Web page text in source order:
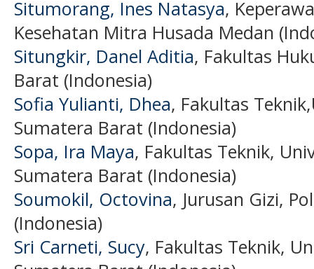
Situmorang, Ines Natasya,
Kesehatan Mitra Husada Medan
Situngkir, Danel Aditia, Fakultas
Barat (Indonesia)
Sofia Yulianti, Dhea, Fakultas
Sumatera Barat (Indonesia)
Sopa, Ira Maya, Fakultas Teknik,
Sumatera Barat (Indonesia)
Soumokil, Octovina, Jurusan Gizi,
(Indonesia)
Sri Carneti, Sucy, Fakultas Teknik,